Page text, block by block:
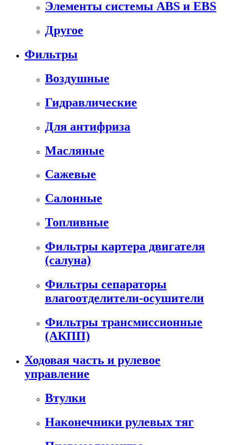
Элементы системы ABS и EBS
Другое
Фильтры
Воздушные
Гидравлические
Для антифриза
Масляные
Сажевые
Салонные
Топливные
Фильтры картера двигателя
(салуна)
Фильтры сепараторы
влагоотделители-осушители
Фильтры трансмиссионные
(АКПП)
Ходовая часть и рулевое
управление
Втулки
Наконечники рулевых тяг